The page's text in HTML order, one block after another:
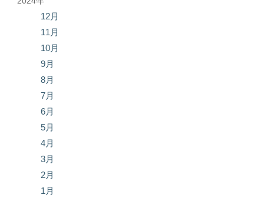
12月
11月
10月
9月
8月
7月
6月
5月
4月
3月
2月
1月